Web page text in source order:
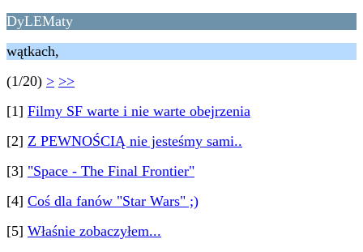
DyLEMaty
wątkach,
(1/20) > >>
[1] Filmy SF warte i nie warte obejrzenia
[2] Z PEWNOŚCIĄ nie jesteśmy sami..
[3] "Space - The Final Frontier"
[4] Coś dla fanów "Star Wars" ;)
[5] Właśnie zobaczyłem...